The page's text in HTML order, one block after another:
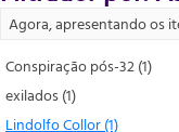
Agora, apresentando os
Conspiração pós-32 (1)
exilados (1)
Lindolfo Collor (1)